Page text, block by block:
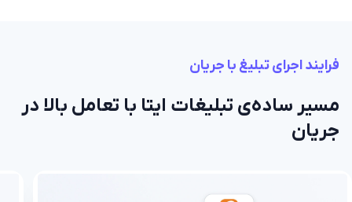
فرایند اجرای تبلیغ با جریان
مسیر ساده‌ی تبلیغات ایتا با تعامل بالا در
جریان